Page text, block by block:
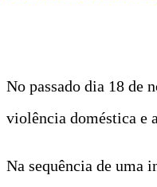
No passado dia 18 de
violência doméstica e
Na sequência de uma